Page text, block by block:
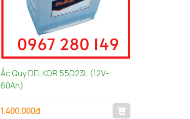
Ắc Quy DELKOR 55D23L (12V-
60Ah)
1.400.000đ